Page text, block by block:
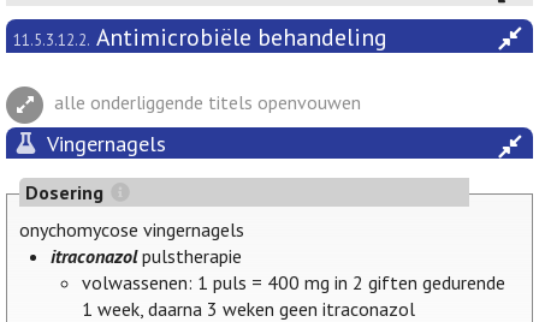
11.5.3.12.2. Antimicrobiële behandeling
alle onderliggende titels openvouwen
Vingernagels
Dosering
onychomycose vingernagels
itraconazolpulstherapie
volwassenen: 1 puls = 400 mg in 2 giften gedurende
1 week, daarna 3 weken geen itraconazol